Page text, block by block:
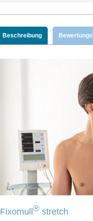
Beschreibung
Fixomull ®stretch